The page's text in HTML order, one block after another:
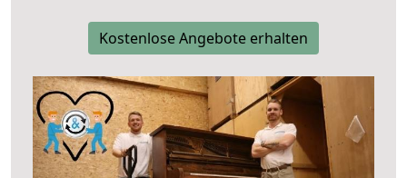
Kostenlose Angebote erhalten